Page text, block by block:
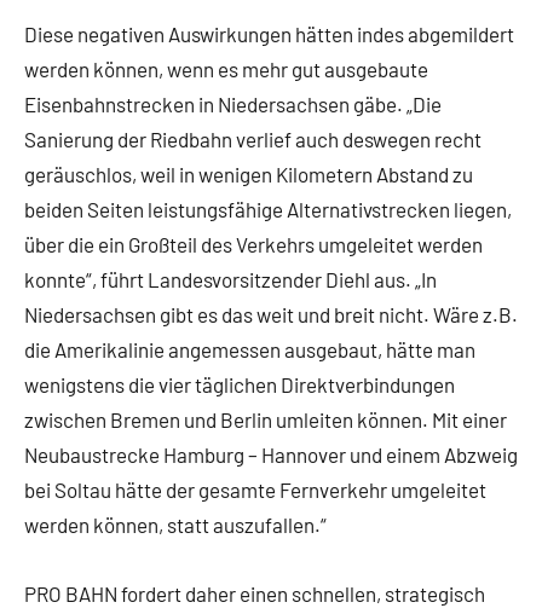
Diese negativen Auswirkungen hätten indes abgemildert
werden können, wenn es mehr gut ausgebaute
Eisenbahnstrecken in Niedersachsen gäbe. „Die
Sanierung der Riedbahn verlief auch deswegen recht
geräuschlos, weil in wenigen Kilometern Abstand zu
beiden Seiten leistungsfähige Alternativstrecken liegen,
über die ein Großteil des Verkehrs umgeleitet werden
konnte“, führt Landesvorsitzender Diehl aus. „In
Niedersachsen gibt es das weit und breit nicht. Wäre z.B.
die Amerikalinie angemessen ausgebaut, hätte man
wenigstens die vier täglichen Direktverbindungen
zwischen Bremen und Berlin umleiten können. Mit einer
Neubaustrecke Hamburg – Hannover und einem Abzweig
bei Soltau hätte der gesamte Fernverkehr umgeleitet
werden können, statt auszufallen.“
PRO BAHN fordert daher einen schnellen, strategisch